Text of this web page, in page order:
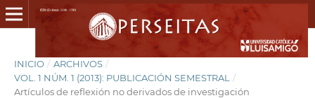
INICIO / ARCHIVOS /
VOL. 1 NÚM. 1 (2013): PUBLICACIÓN SEMESTRAL
/
Artículos de reflexión no derivados de investigación